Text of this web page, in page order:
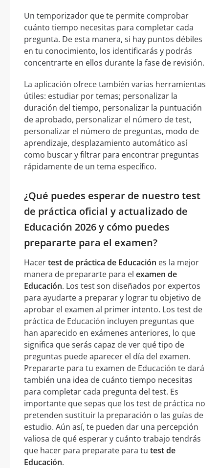
Un temporizador que te permite comprobar
cuánto tiempo necesitas para completar cada
pregunta. De esta manera, si hay puntos débiles
en tu conocimiento, los identificarás y podrás
concentrarte en ellos durante la fase de revisión.
La aplicación ofrece también varias herramientas
útiles: estudiar por temas; personalizar la
duración del tiempo, personalizar la puntuación
de aprobado, personalizar el número de test,
personalizar el número de preguntas, modo de
aprendizaje, desplazamiento automático así
como buscar y filtrar para encontrar preguntas
rápidamente de un tema específico.
¿Qué puedes esperar de nuestro test
de práctica oficial y actualizado de
Educación 2026 y cómo puedes
prepararte para el examen?
Hacertest de práctica de Educación es la mejor
manera de prepararte para el examen de
Educación. Los test son diseñados por expertos
para ayudarte a preparar y lograr tu objetivo de
aprobar el examen al primer intento. Los test de
práctica de Educación incluyen preguntas que
han aparecido en exámenes anteriores, lo que
significa que serás capaz de ver qué tipo de
preguntas puede aparecer el día del examen.
Prepararte para tu examen de Educación te dará
también una idea de cuánto tiempo necesitas
para completar cada pregunta del test. Es
importante que sepas que los test de práctica no
pretenden sustituir la preparación o las guías de
estudio. Aún así, te pueden dar una percepción
valiosa de qué esperar y cuánto trabajo tendrás
que hacer para preparate para tu test de
Educación.